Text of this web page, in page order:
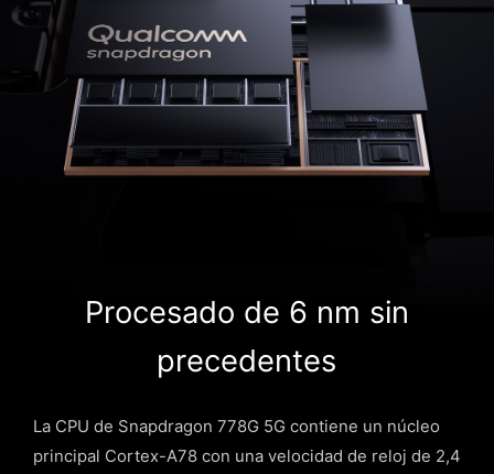
Procesado de 6 nm sin
precedentes
La CPU de Snapdragon 778G 5G contiene un núcleo
principal Cortex-A78 con una velocidad de reloj de 2,4